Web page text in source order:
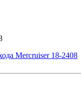
Mercruiser 18-2408